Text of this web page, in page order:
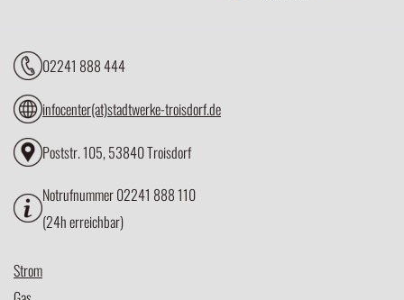
02241 888 444
infocenter(at)stadtwerke-troisdorf.de
Poststr. 105, 53840 Troisdorf
Notrufnummer 02241 888 110
(24h erreichbar)
Strom